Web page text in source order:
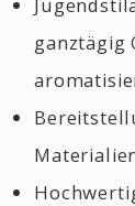
ganztägig